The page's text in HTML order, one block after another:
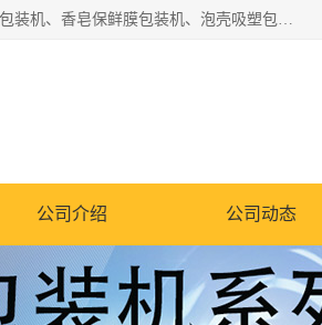
广州盈溢鑫自动化设备有限公司主要产品有茶饼棉纸包装机、蓝泡泡洁厕块设备、奶嘴包装机、香皂保鲜膜包装机、泡壳吸塑包装机、手工皂包装机、百褶机等产品，并根据客户要求生产非标自动化机械及生产线。欢迎广大客户来电咨询！
公司介绍 公司动态